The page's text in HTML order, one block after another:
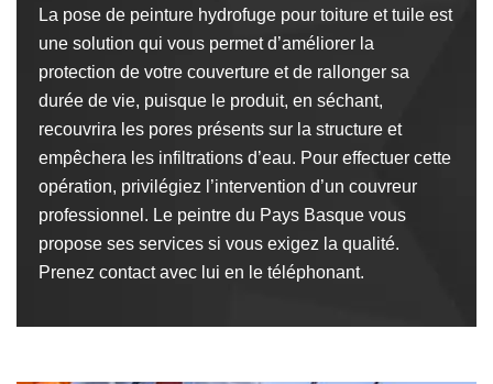
La pose de peinture hydrofuge pour toiture et tuile est
une solution qui vous permet d’améliorer la
protection de votre couverture et de rallonger sa
durée de vie, puisque le produit, en séchant,
recouvrira les pores présents sur la structure et
empêchera les infiltrations d’eau. Pour effectuer cette
opération, privilégiez l’intervention d’un couvreur
professionnel. Le peintre du Pays Basque vous
propose ses services si vous exigez la qualité.
Prenez contact avec lui en le téléphonant.